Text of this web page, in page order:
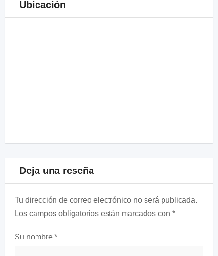
Ubicación
Deja una reseña
Tu dirección de correo electrónico no será publicada.
Los campos obligatorios están marcados con *
Su nombre *